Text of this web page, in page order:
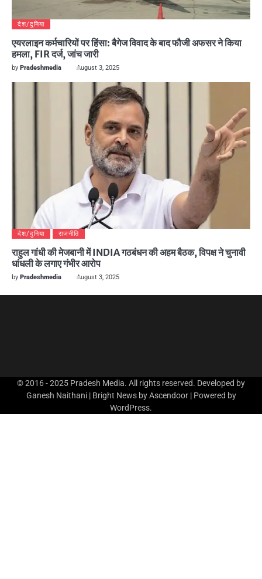
देश/दुनिया
एयरलाइन कर्मचारियों पर हिंसा: बैगेज विवाद के बाद फौजी अफसर ने किया
हमला, FIR दर्ज, जांच जारी
by Pradeshmedia August 3, 2025
देश/दुनिया राजनीति
राहुल गांधी की मेजबानी में INDIA गठबंधन की अहम बैठक, विपक्ष ने चुनावी
धांधली के लगाए गंभीर आरोप
by Pradeshmedia August 3, 2025
© 2016 - 2025 Pradesh Media. All rights reserved. Developed by
Ganesh Naithani | Bright News byAscendoor| Powered by
WordPress.